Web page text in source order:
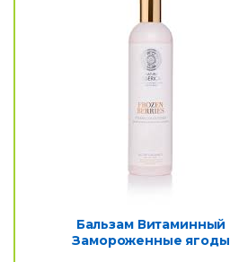
Бальзам Витаминный
Замороженные ягоды